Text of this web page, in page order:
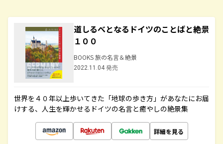
道しるべとなるドイツのことばと絶景
１００
BOOKS 旅の名言＆絶景
2022.11.04 発売
世界を４０年以上歩いてきた「地球の歩き方」があなたにお届
けする、人生を輝かせるドイツの名言と癒やしの絶景集
詳細を見る